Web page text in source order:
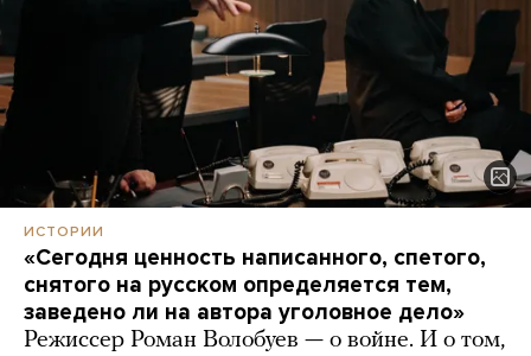
ИСТОРИИ
«Сегодня ценность написанного, спетого,
снятого на русском определяется тем,
заведено ли на автора уголовное дело»
Режиссер Роман Волобуев — о войне. И о том,